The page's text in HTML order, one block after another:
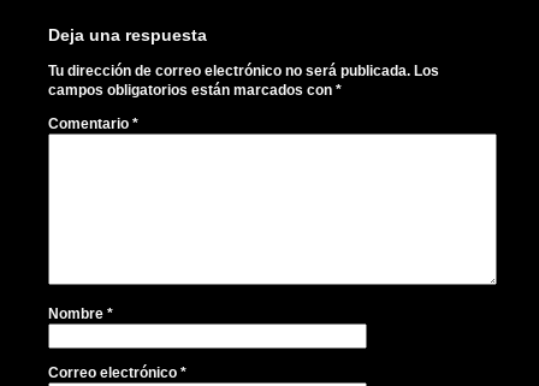
Deja una respuesta
Tu dirección de correo electrónico no será publicada. Los
campos obligatorios están marcados con *
Comentario *
Nombre *
Correo electrónico *